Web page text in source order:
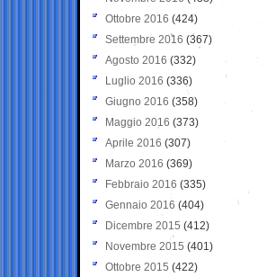
Ottobre 2016 (424)
Settembre 2016 (367)
Agosto 2016 (332)
Luglio 2016 (336)
Giugno 2016 (358)
Maggio 2016 (373)
Aprile 2016 (307)
Marzo 2016 (369)
Febbraio 2016 (335)
Gennaio 2016 (404)
Dicembre 2015 (412)
Novembre 2015 (401)
Ottobre 2015 (422)